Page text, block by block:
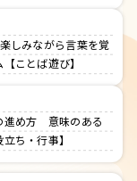
しみながら言葉を覚
ことば遊び】
進め方 意味のある
ち・行事】